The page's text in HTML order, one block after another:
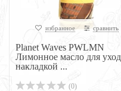
избранное сравнить
Planet Waves PWLMN
Лимонное масло для
накладкой ...
(0)